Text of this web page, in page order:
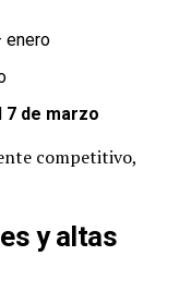
enero
7 de marzo
competitivo,
y altas